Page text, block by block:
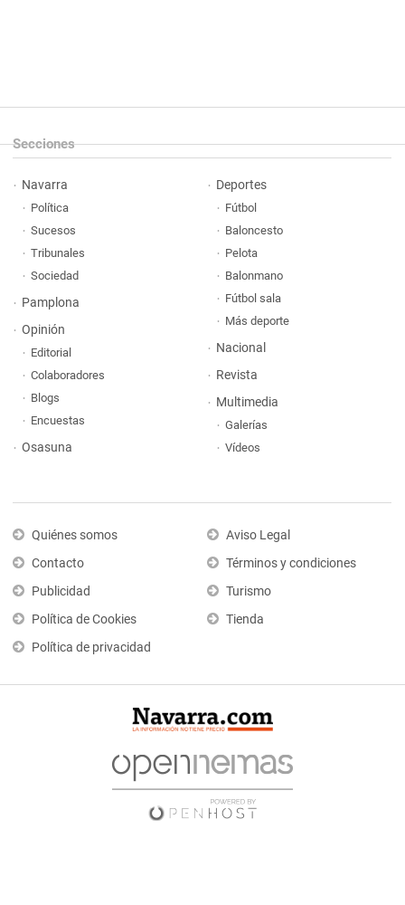
Secciones
Navarra
Política
Sucesos
Tribunales
Sociedad
Pamplona
Opinión
Editorial
Colaboradores
Blogs
Encuestas
Osasuna
Deportes
Fútbol
Baloncesto
Pelota
Balonmano
Fútbol sala
Más deporte
Nacional
Revista
Multimedia
Galerías
Vídeos
Quiénes somos
Contacto
Publicidad
Política de Cookies
Política de privacidad
Aviso Legal
Términos y condiciones
Turismo
Tienda